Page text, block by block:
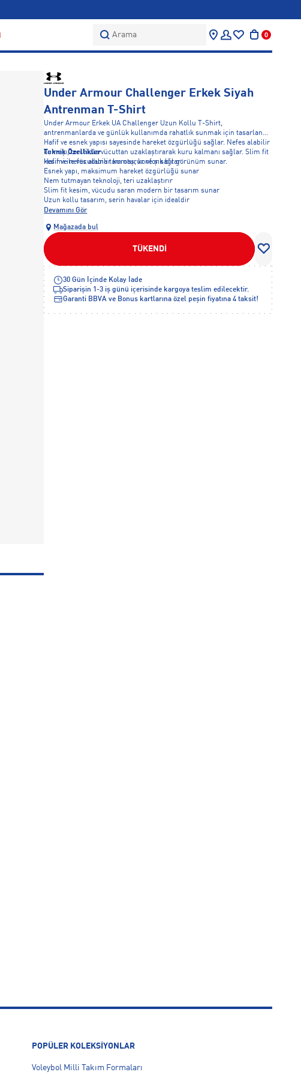
Arama 0
Under Armour Challenger Erkek Siyah
Antrenman T-Shirt
Under Armour Erkek UA Challenger Uzun Kollu T-Shirt,
antrenmanlarda ve günlük kullanımda rahatlık sunmak için tasarlandı.
Hafif ve esnek yapısı sayesinde hareket özgürlüğü sağlar. Nefes alabilir
kumaşı, teri hızla vücuttan uzaklaştırarak kuru kalmanı sağlar. Slim fit
kesimi ile vücuduna tam oturur ve şık bir görünüm sunar.
Teknik Özellikler
Hafif ve nefes alabilir kumaş, konfor sağlar
Esnek yapı, maksimum hareket özgürlüğü sunar
Nem tutmayan teknoloji, teri uzaklaştırır
Slim fit kesim, vücudu saran modern bir tasarım sunar
Uzun kollu tasarım, serin havalar için idealdir
Devamını Gör
Mağazada bul
TÜKENDİ
30 Gün İçinde Kolay İade
Siparişin 1-3 iş günü içerisinde kargoya teslim edilecektir.
Garanti BBVA ve Bonus kartlarına özel peşin fiyatına 4 taksit!
POPÜLER KOLEKSİYONLAR
Voleybol Milli Takım Formaları